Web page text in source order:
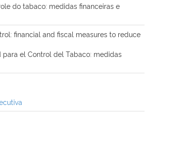
do tabaco: medidas financeiras e
financial and fiscal measures to reduce
el Control del Tabaco: medidas